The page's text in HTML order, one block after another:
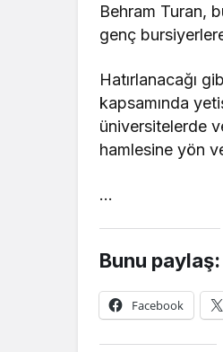
Behram Turan,
genç
Hatırlanacağı
kapsamında
üniversitelerde
hamlesine yön
…
Bunu paylaş:
Facebook